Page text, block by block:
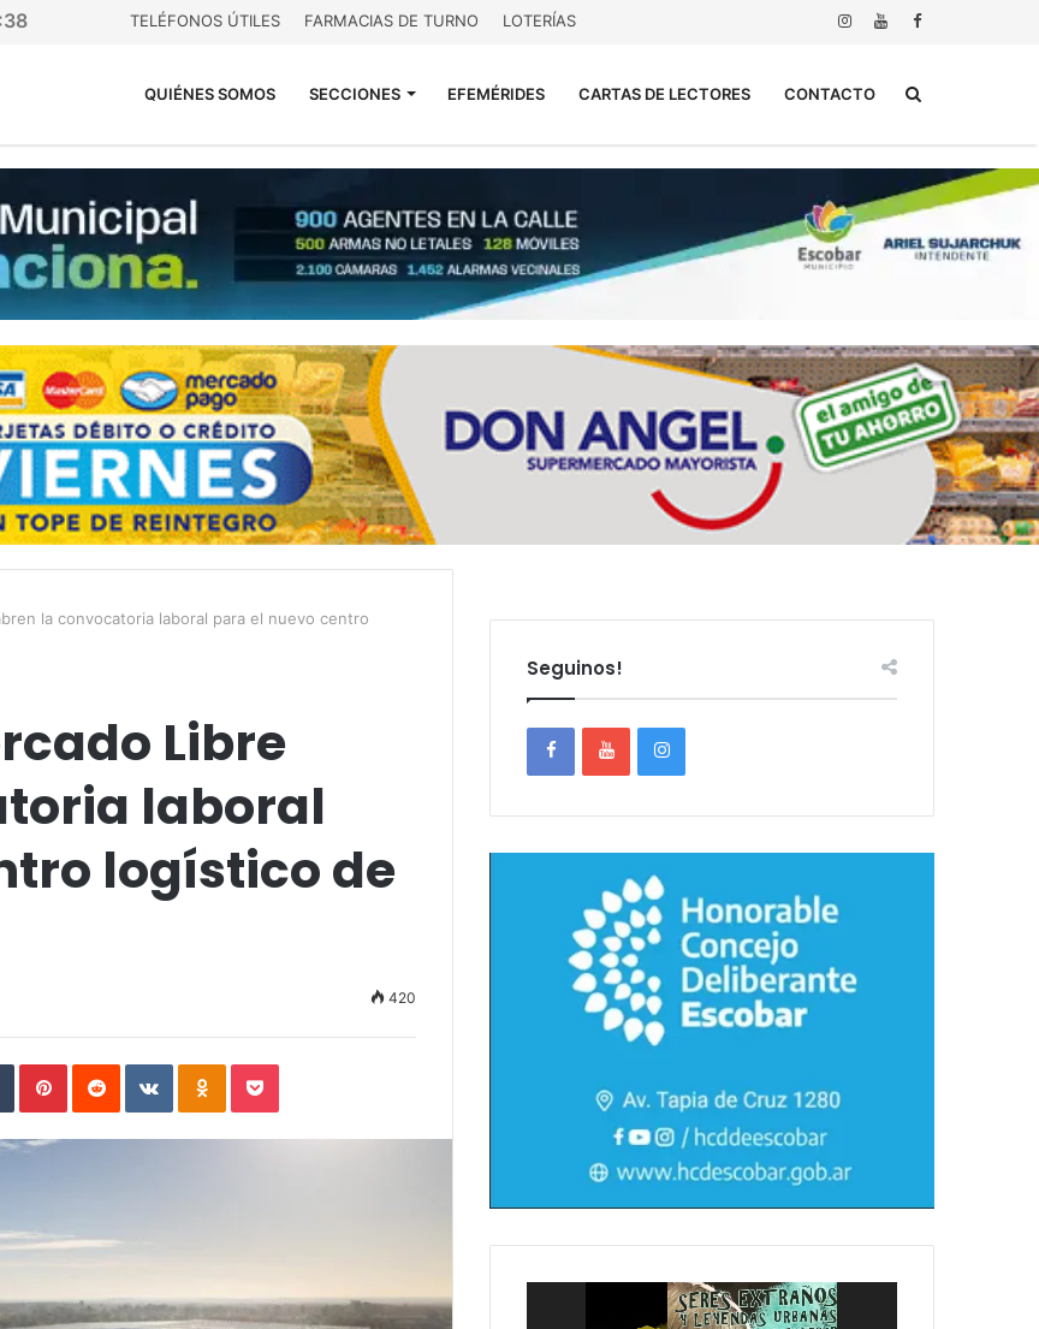
TELÉFONOS ÚTILES FARMACIAS DE TURNO LOTERÍAS
QUIÉNES SOMOS SECCIONES EFEMÉRIDES CARTAS DE LECTORES CONTACTO
la convocatoria laboral para el nuevo centro
Libre
laboral
logístico de
420
TumblrPinterestReddit VKontakteOdnoklassniki
Pocket
Seguinos!